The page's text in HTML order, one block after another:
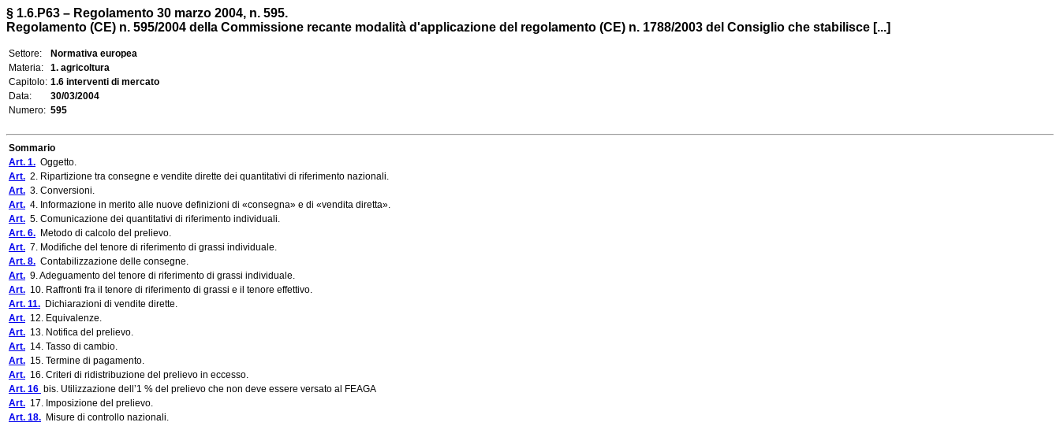
§ 1.6.P63 – Regolamento 30 marzo 2004, n. 595.
Regolamento (CE) n. 595/2004 della Commissione recante modalità d'applicazione del regolamento (CE) n. 1788/2003 del Consiglio che stabilisce [...]
Settore:
Normativa europea
Materia:
1. agricoltura
Capitolo: 1.6 interventi di mercato
Data:
30/03/2004
Numero: 595
Sommario
Art. 1. Oggetto.
Art. 2. Ripartizione tra consegne e vendite dirette dei quantitativi di riferimento nazionali.
Art. 3. Conversioni.
Art. 4. Informazione in merito alle nuove definizioni di «consegna» e di «vendita diretta».
Art. 5. Comunicazione dei quantitativi di riferimento individuali.
Art. 6. Metodo di calcolo del prelievo.
Art. 7. Modifiche del tenore di riferimento di grassi individuale.
Art. 8. Contabilizzazione delle consegne.
Art. 9. Adeguamento del tenore di riferimento di grassi individuale.
Art. 10. Raffronti fra il tenore di riferimento di grassi e il tenore effettivo.
Art. 11. Dichiarazioni di vendite dirette.
Art. 12. Equivalenze.
Art. 13. Notifica del prelievo.
Art. 14. Tasso di cambio.
Art. 15. Termine di pagamento.
Art. 16. Criteri di ridistribuzione del prelievo in eccesso.
Art. 16 bis. Utilizzazione dell’1 % del prelievo che non deve essere versato al FEAGA
Art. 17. Imposizione del prelievo.
Art. 18. Misure di controllo nazionali.